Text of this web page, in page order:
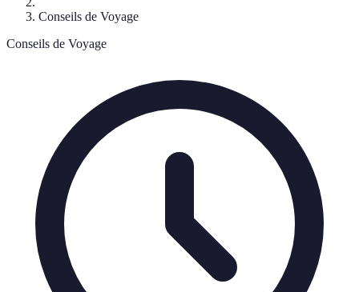
Conseils de Voyage
Conseils de Voyage